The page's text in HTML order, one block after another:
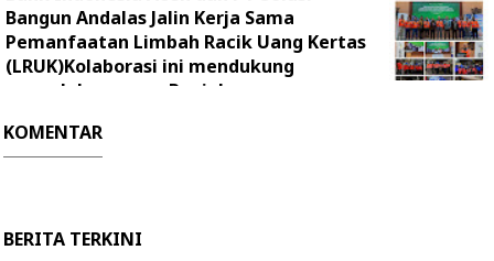
Bangun Andalas Jalin Kerja Sama
Pemanfaatan Limbah Racik Uang Kertas
(LRUK)Kolaborasi ini mendukung
pengelolaan uang Rupiah yang
bahan bakar alternatif dengan metode co-processing.
KOMENTAR
BERITA TERKINI